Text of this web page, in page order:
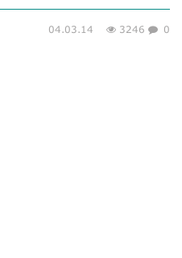
04.03.14 3246 0